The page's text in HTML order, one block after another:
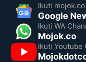
Ikuti
Google
Ikuti WA
Mojok.co
Ikuti Youtube